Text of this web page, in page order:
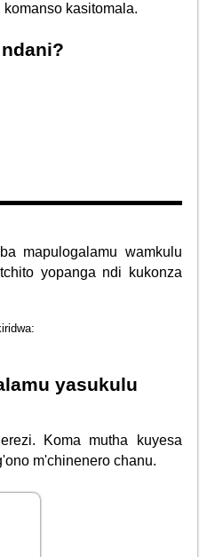
kasitomala.
mapulogalamu wamkulu
yopanga ndi kukonza
yasukulu
Koma mutha kuyesa
m'chinenero chanu.